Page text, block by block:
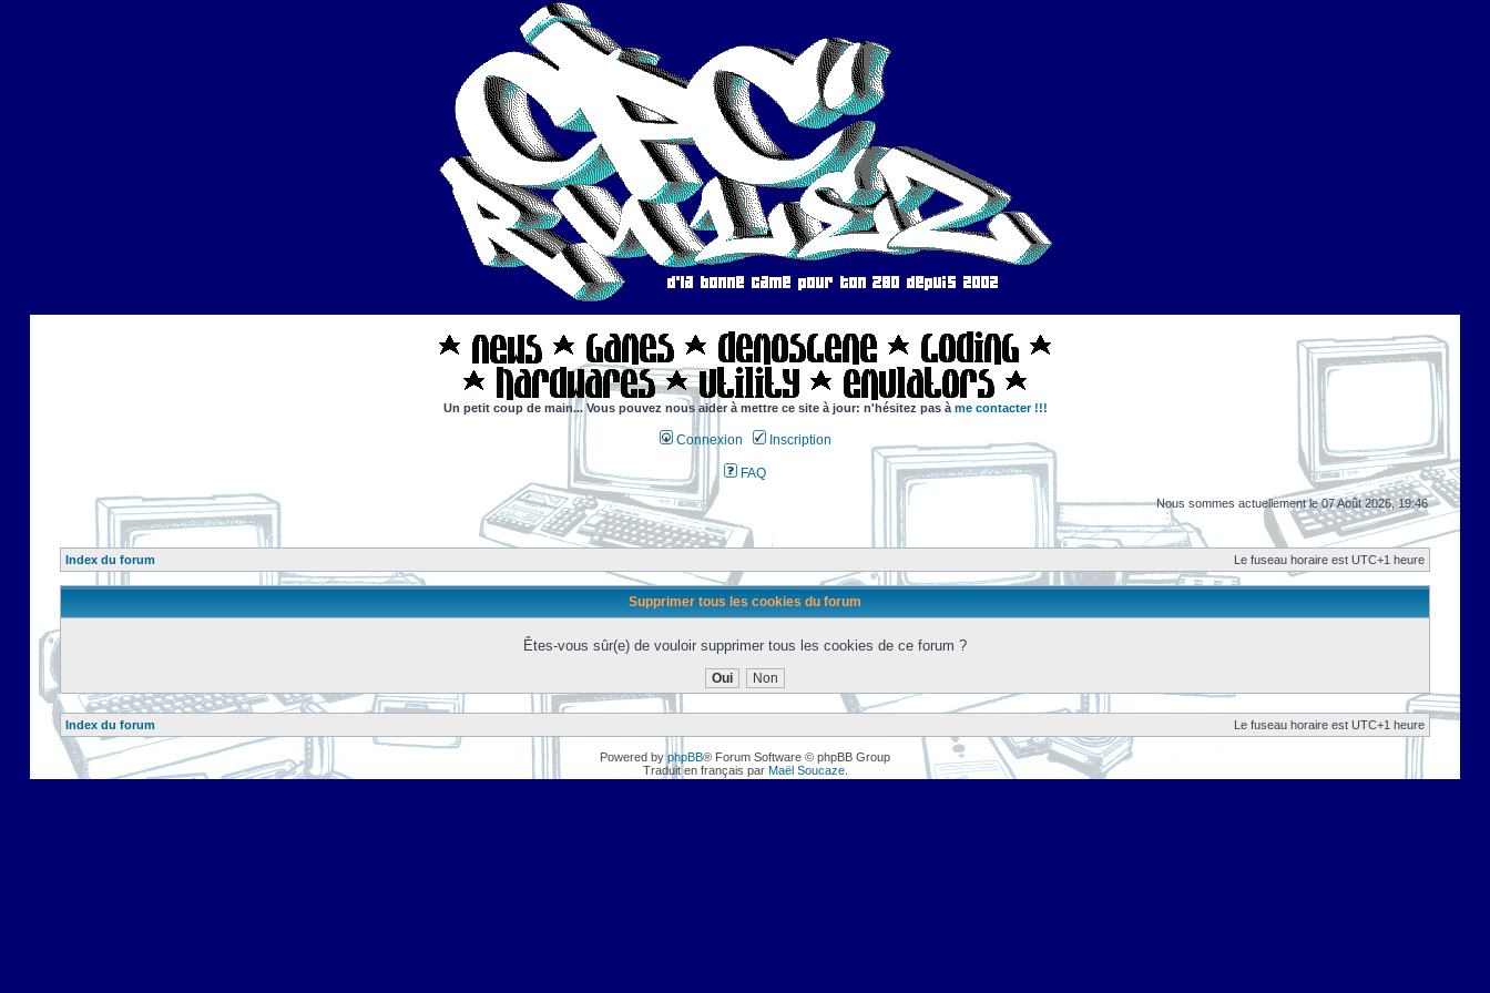
Un petit coup de main... Vous pouvez nous aider à mettre ce site à jour: n'hésitez pas à me contacter !!!
Connexion Inscription
FAQ
Nous sommes actuellement le 07 Août 2026, 19:46
Index du forum Le fuseau horaire est UTC+1 heure
Supprimer tous les cookies du forum
Êtes-vous sûr(e) de vouloir supprimer tous les cookies de ce forum ?
Index du forum Le fuseau horaire est UTC+1 heure
Powered byphpBB® Forum Software © phpBB Group
Traduit en français par Maël Soucaze.